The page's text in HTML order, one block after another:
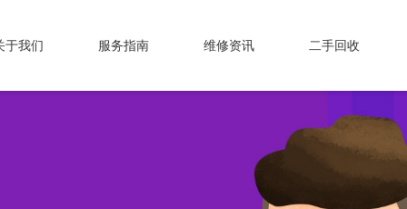
于我们 服务指南 维修资讯 二手回收